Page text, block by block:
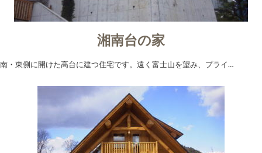
湘南台の家
南・東側に開けた高台に建つ住宅です。遠く富士山を望み、プライ…